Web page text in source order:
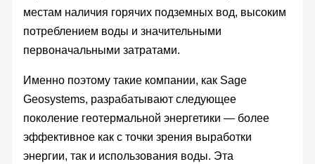
местам наличия горячих подземных вод, высоким
потреблением воды и значительными
первоначальными затратами.
Именно поэтому такие компании, как Sage
Geosystems, разрабатывают следующее
поколение геотермальной энергетики — более
эффективное как с точки зрения выработки
энергии, так и использования воды. Эта